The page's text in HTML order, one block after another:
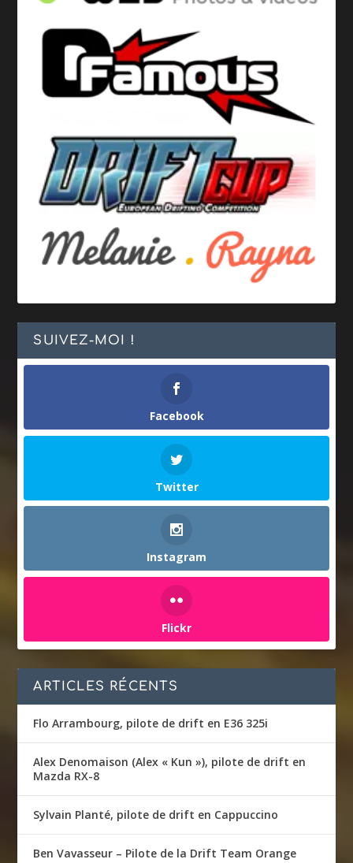
SUIVEZ-MOI !
Facebook
Twitter
Instagram
Flickr
ARTICLES RÉCENTS
Flo Arrambourg, pilote de drift en E36 325i
Alex Denomaison (Alex « Kun »), pilote de drift en
Mazda RX-8
Sylvain Planté, pilote de drift en Cappuccino
Ben Vavasseur – Pilote de la Drift Team Orange